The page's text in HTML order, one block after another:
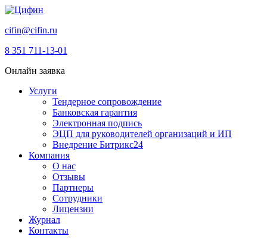
cifin@cifin.ru
8 351 711-13-01
Онлайн заявка
Услуги
Тендерное сопровождение
Банковская гарантия
Электронная подпись
ЭЦП для руководителей организаций и ИП
Внедрение Битрикс24
Компания
О нас
Отзывы
Партнеры
Сотрудники
Лицензии
Журнал
Контакты